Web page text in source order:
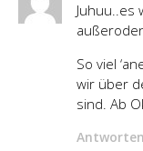
Juhuu..es
So viel
wir über
sind. Ab
Antworten